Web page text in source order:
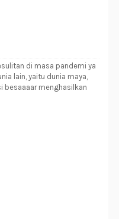
di masa pandemi ya
lain, yaitu dunia maya,
besaaaar menghasilkan